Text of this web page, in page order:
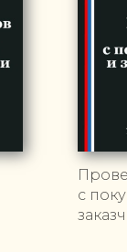
с